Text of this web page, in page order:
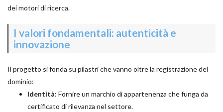
dei motori di ricerca.
I valori fondamentali: autenticità e
innovazione
Il progetto si fonda su pilastri che vanno oltre la registrazione del
dominio:
Identità: Fornire un marchio di appartenenza che funga da
certificato di rilevanza nel settore.